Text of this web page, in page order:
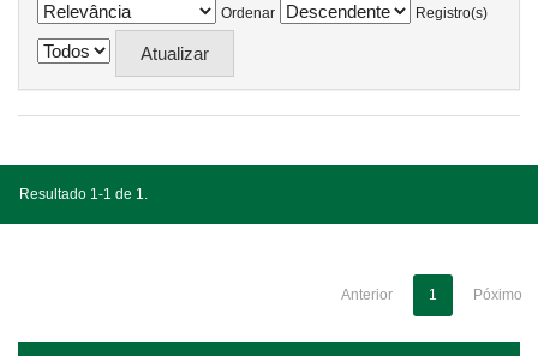
Ordenar
Registro(s)
Resultado 1-1 de 1.
Anterior 1 Póximo